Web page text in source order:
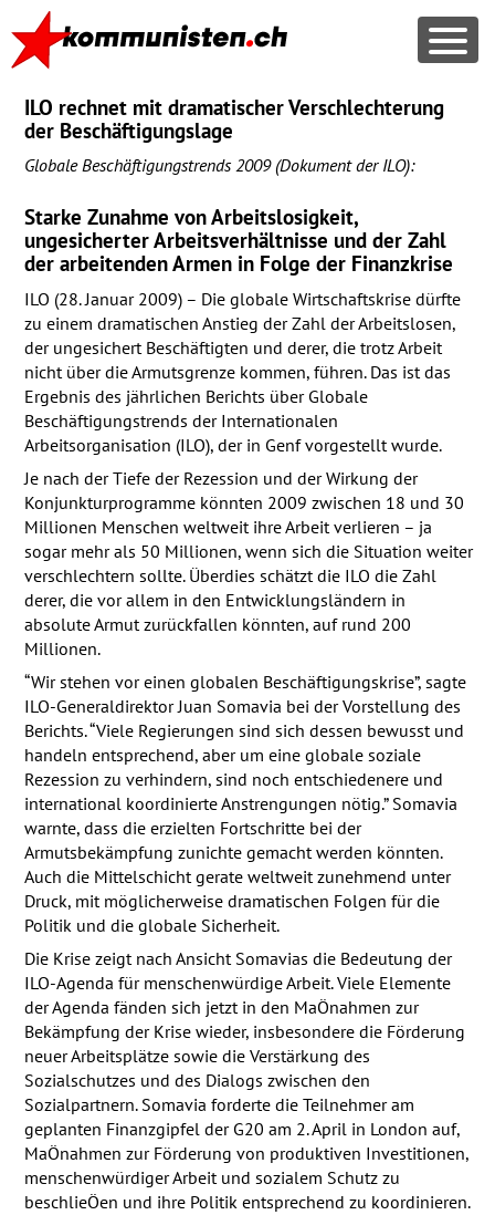
ILO rechnet mit dramatischer Verschlechterung
der Beschäftigungslage
Globale Beschäftigungstrends 2009 (Dokument der ILO):
Starke Zunahme von Arbeitslosigkeit,
ungesicherter Arbeitsverhältnisse und der Zahl
der arbeitenden Armen in Folge der Finanzkrise
ILO (28. Januar 2009) – Die globale Wirtschaftskrise dürfte
zu einem dramatischen Anstieg der Zahl der Arbeitslosen,
der ungesichert Beschäftigten und derer, die trotz Arbeit
nicht über die Armutsgrenze kommen, führen. Das ist das
Ergebnis des jährlichen Berichts über Globale
Beschäftigungstrends der Internationalen
Arbeitsorganisation (ILO), der in Genf vorgestellt wurde.
Je nach der Tiefe der Rezession und der Wirkung der
Konjunkturprogramme könnten 2009 zwischen 18 und 30
Millionen Menschen weltweit ihre Arbeit verlieren – ja
sogar mehr als 50 Millionen, wenn sich die Situation weiter
verschlechtern sollte. Überdies schätzt die ILO die Zahl
derer, die vor allem in den Entwicklungsländern in
absolute Armut zurückfallen könnten, auf rund 200
Millionen.
“Wir stehen vor einen globalen Beschäftigungskrise”, sagte
ILO-Generaldirektor Juan Somavia bei der Vorstellung des
Berichts. “Viele Regierungen sind sich dessen bewusst und
handeln entsprechend, aber um eine globale soziale
Rezession zu verhindern, sind noch entschiedenere und
international koordinierte Anstrengungen nötig.” Somavia
warnte, dass die erzielten Fortschritte bei der
Armutsbekämpfung zunichte gemacht werden könnten.
Auch die Mittelschicht gerate weltweit zunehmend unter
Druck, mit möglicherweise dramatischen Folgen für die
Politik und die globale Sicherheit.
Die Krise zeigt nach Ansicht Somavias die Bedeutung der
ILO-Agenda für menschenwürdige Arbeit. Viele Elemente
der Agenda fänden sich jetzt in den MaÖnahmen zur
Bekämpfung der Krise wieder, insbesondere die Förderung
neuer Arbeitsplätze sowie die Verstärkung des
Sozialschutzes und des Dialogs zwischen den
Sozialpartnern. Somavia forderte die Teilnehmer am
geplanten Finanzgipfel der G20 am 2. April in London auf,
MaÖnahmen zur Förderung von produktiven Investitionen,
menschenwürdiger Arbeit und sozialem Schutz zu
beschlieÖen und ihre Politik entsprechend zu koordinieren.